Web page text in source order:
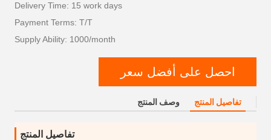
Delivery Time: 15 work days
Payment Terms: T/T
Supply Ability: 1000/month
احصل على أفضل سعر
تفاصيل المنتج وصف المنتج
تفاصيل المنتج